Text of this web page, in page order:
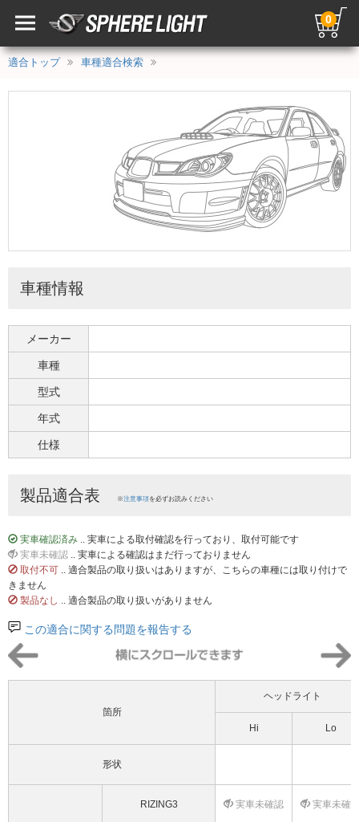
0
適合トップ 車種適合検索
車種情報
メーカー
車種
型式
年式
仕様
製品適合表 ※注意事項を必ずお読みください
実車確認済み .. 実車による取付確認を行っており、取付可能です
実車未確認 .. 実車による確認はまだ行っておりません
取付不可 .. 適合製品の取り扱いはありますが、こちらの車種には取り付けで
きません
製品なし .. 適合製品の取り扱いがありません
この適合に関する問題を報告する
箇所
ヘッドライト
Hi Lo
形状
RIZING3 実車未確認 実車未確